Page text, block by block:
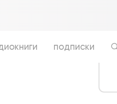
подписки